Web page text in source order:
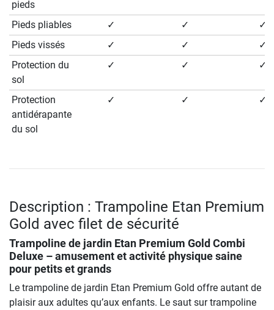
pieds
Pieds pliables
✓ ✓
✓
Pieds vissés
✓ ✓
✓
Protection du
sol
✓ ✓ ✓
Protection
antidérapante
du sol
✓ ✓ ✓
Description : Trampoline Etan Premium
Gold avec filet de sécurité
Trampoline de jardin Etan Premium Gold Combi
Deluxe – amusement et activité physique saine
pour petits et grands
Le trampoline de jardin Etan Premium Gold offre autant de
plaisir aux adultes qu’aux enfants. Le saut sur trampoline